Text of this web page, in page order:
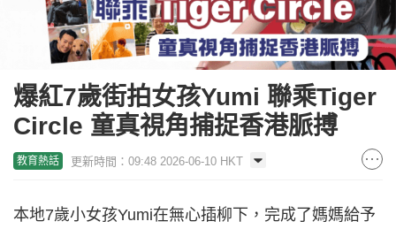
爆紅7歲街拍女孩Yumi 聯乘Tiger
Circle 童真視角捕捉香港脈搏
教育熱話 更新時間：09:48 2026-06-10 HKT
本地7歲小女孩Yumi在無心插柳下，完成了媽媽給予